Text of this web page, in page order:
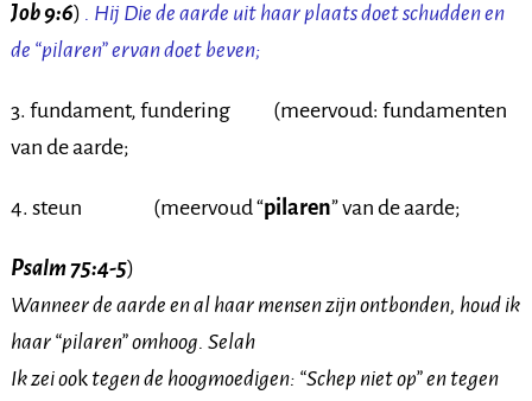
Job 9:6) . Hij Die de aarde uit haar plaats doet schudden en
de “pilaren” ervan doet beven;
3. fundament, fundering (meervoud: fundamenten
van de aarde;
4. steun (meervoud “pilaren” van de aarde;
Psalm 75:4-5)
Wanneer de aarde en al haar mensen zijn ontbonden, houd ik
haar “pilaren” omhoog. Selah
Ik zei ook tegen de hoogmoedigen: “Schep niet op” en tegen